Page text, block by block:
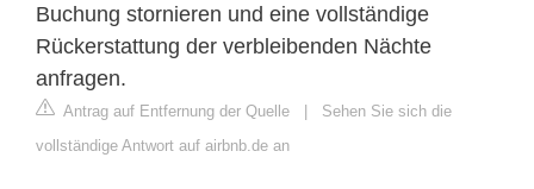
Buchung stornieren und eine vollständige
Rückerstattung der verbleibenden Nächte
anfragen.
Antrag auf Entfernung der Quelle | Sehen Sie sich die
vollständige Antwort auf airbnb.de an